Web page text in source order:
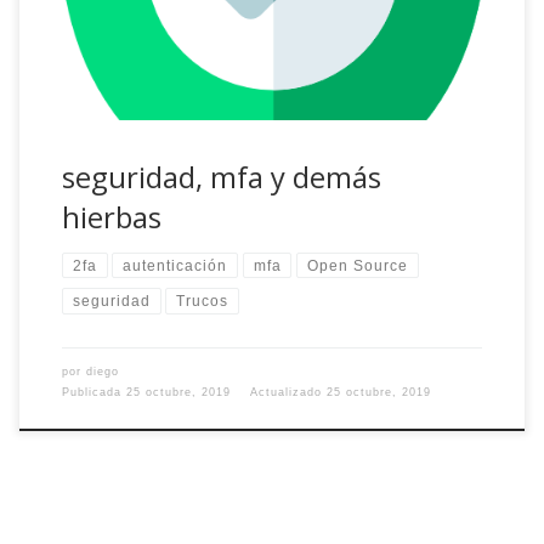
seguridad aplicada a […]
seguridad, mfa y demás
hierbas
2fa autenticación mfa Open Source
seguridad Trucos
por diego
Publicada 25 octubre, 2019 Actualizado 25 octubre, 2019